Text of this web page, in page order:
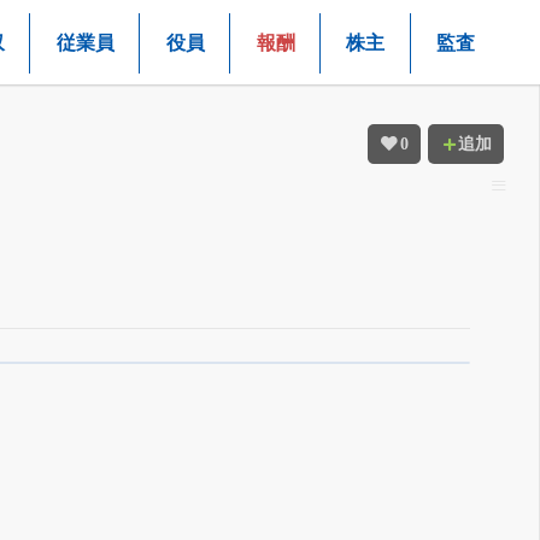
従業員 役員 報酬 株主 監査
0 追加